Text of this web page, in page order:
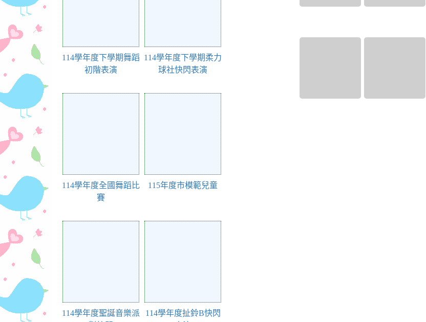
114學年度下學期舞蹈
初階表演
114學年度下學期柔力
球社快閃表演
114學年度全國舞蹈比
賽
115年度市模範兒童
114學年度聖誕音樂派
114學年度扯鈴B快閃